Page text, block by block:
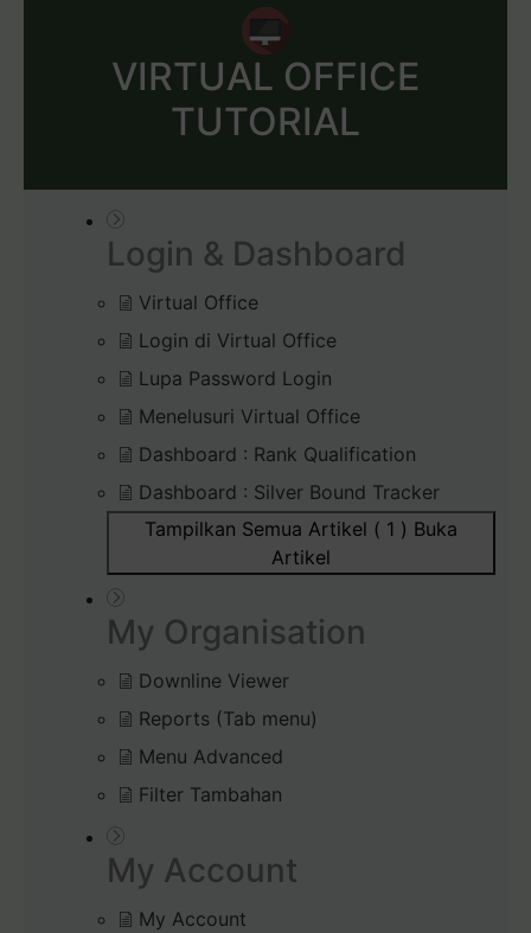
VIRTUAL OFFICE
TUTORIAL
Login & Dashboard
Virtual Office
Login di Virtual Office
Lupa Password Login
Menelusuri Virtual Office
Dashboard : Rank Qualification
Dashboard : Silver Bound Tracker
Tampilkan Semua Artikel ( 1 ) Buka
Artikel
My Organisation
Downline Viewer
Reports (Tab menu)
Menu Advanced
Filter Tambahan
My Account
My Account